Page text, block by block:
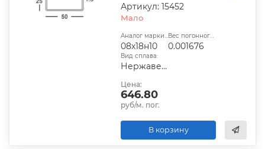
Артикул: 15452
Мало
Аналог марки стали:
08х18н10
Вес погонного метра, т.:
0.001676
Вид сплава:
Нержавеющий
Цена:
646.80
руб/м. пог.
В корзину